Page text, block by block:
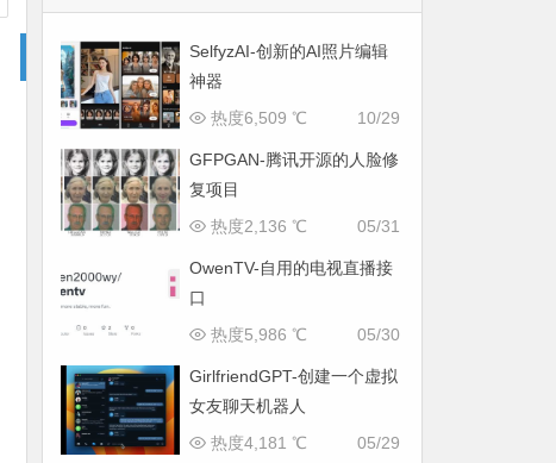
SelfyzAI-创新的AI照片编辑
神器
10/29
热度6,509 ℃
GFPGAN-腾讯开源的人脸修
复项目
05/31
热度2,136 ℃
OwenTV-自用的电视直播接
口
05/30
热度5,986 ℃
GirlfriendGPT-创建一个虚拟
女友聊天机器人
05/29
热度4,181 ℃